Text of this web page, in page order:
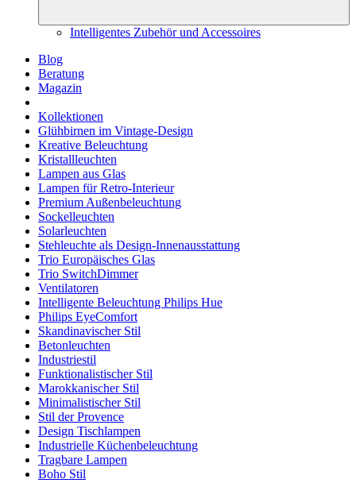
Intelligentes Zubehör und Accessoires
Blog
Beratung
Magazin
Kollektionen
Glühbirnen im Vintage-Design
Kreative Beleuchtung
Kristallleuchten
Lampen aus Glas
Lampen für Retro-Interieur
Premium Außenbeleuchtung
Sockelleuchten
Solarleuchten
Stehleuchte als Design-Innenausstattung
Trio Europäisches Glas
Trio SwitchDimmer
Ventilatoren
Intelligente Beleuchtung Philips Hue
Philips EyeComfort
Skandinavischer Stil
Betonleuchten
Industriestil
Funktionalistischer Stil
Marokkanischer Stil
Minimalistischer Stil
Stil der Provence
Design Tischlampen
Industrielle Küchenbeleuchtung
Tragbare Lampen
Boho Stil